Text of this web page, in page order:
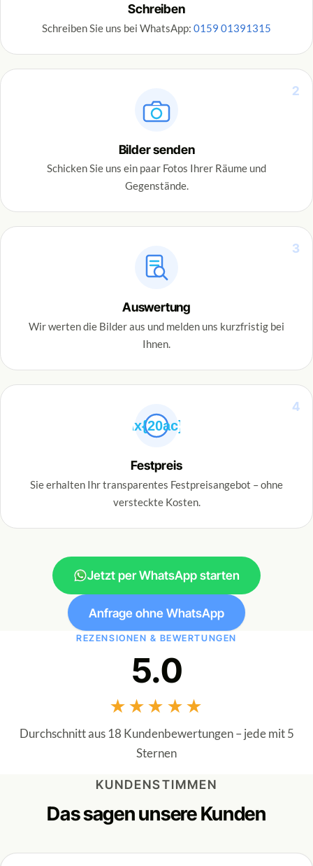
Schreiben
Schreiben Sie uns bei WhatsApp: 0159 01391315
2
Bilder senden
Schicken Sie uns ein paar Fotos Ihrer Räume und
Gegenstände.
3
Auswertung
Wir werten die Bilder aus und melden uns kurzfristig bei
Ihnen.
4
\x{20ac}
Festpreis
Sie erhalten Ihr transparentes Festpreisangebot – ohne
versteckte Kosten.
Jetzt per WhatsApp starten
Anfrage ohne WhatsApp
REZENSIONEN & BEWERTUNGEN
5.0
★★★★★
Durchschnitt aus 18 Kundenbewertungen – jede mit 5
Sternen
KUNDENSTIMMEN
Das sagen unsere Kunden